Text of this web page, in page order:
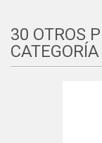
30 OTROS
CATEGORÍA